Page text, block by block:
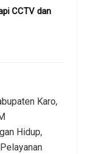
CCTV dan
Karo,
Hidup,